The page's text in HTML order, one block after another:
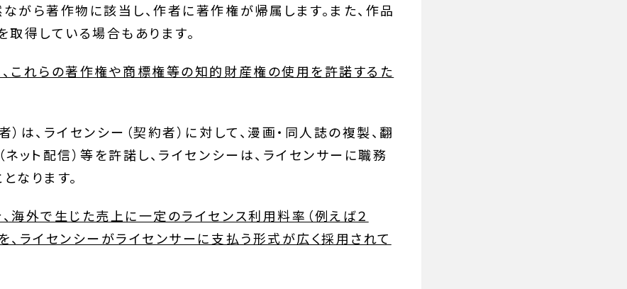
がら著作物に該当し、作者に著作権が帰属します。また、作品
取得している場合もあります。
これらの著作権や商標権等の知的財産権の使用を許諾するた
）は、ライセンシー（契約者）に対して、漫画・同人誌の複製、翻
ネット配信）等を許諾し、ライセンシーは、ライセンサーに職務
なります。
海外で生じた売上に一定のライセンス利用料率（例えば２
、ライセンシーがライセンサーに支払う形式が広く採用されて